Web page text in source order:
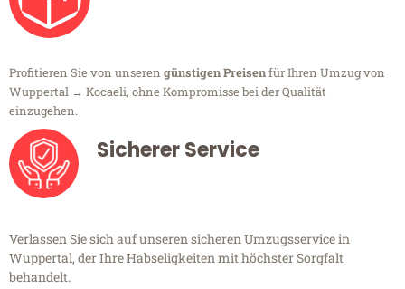
Profitieren Sie von unseren günstigen Preisenfür Ihren Umzug von
Wuppertal → Kocaeli, ohne Kompromisse bei der Qualität
einzugehen.
Sicherer Service
Verlassen Sie sich auf unseren sicheren Umzugsservice in
Wuppertal, der Ihre Habseligkeiten mit höchster Sorgfalt
behandelt.